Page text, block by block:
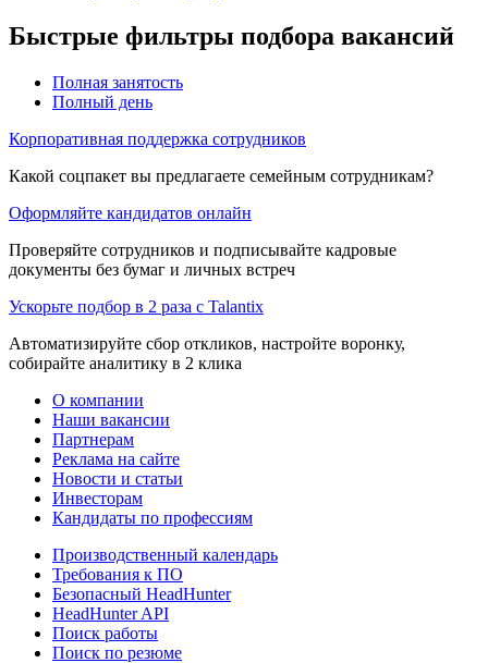
Быстрые фильтры подбора вакансий
Полная занятость
Полный день
Корпоративная поддержка сотрудников
Какой соцпакет вы предлагаете семейным сотрудникам?
Оформляйте кандидатов онлайн
Проверяйте сотрудников и подписывайте кадровые
документы без бумаг и личных встреч
Ускорьте подбор в 2 раза с Talantix
Автоматизируйте сбор откликов, настройте воронку,
собирайте аналитику в 2 клика
О компании
Наши вакансии
Партнерам
Реклама на сайте
Новости и статьи
Инвесторам
Кандидаты по профессиям
Производственный календарь
Требования к ПО
Безопасный HeadHunter
HeadHunter API
Поиск работы
Поиск по резюме